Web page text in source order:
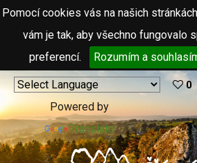
Pomocí cookies vás na našich
vám je tak, aby všechno fungovalo
preferencí.
Rozumím a
Powered by
Translate
0